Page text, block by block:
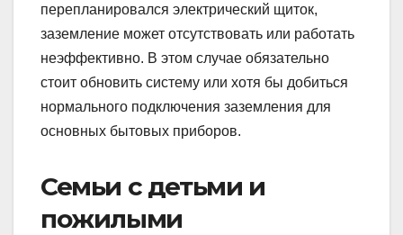
перепланировался электрический щиток,
заземление может отсутствовать или работать
неэффективно. В этом случае обязательно
стоит обновить систему или хотя бы добиться
нормального подключения заземления для
основных бытовых приборов.
Семьи с детьми и
пожилыми